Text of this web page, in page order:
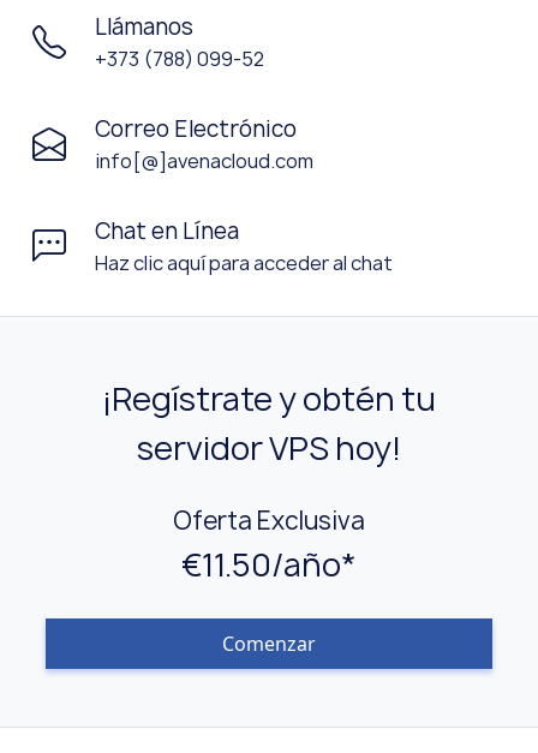
Llámanos
+373 (788) 099-52
Correo Electrónico
info[@]avenacloud.com
Chat en Línea
Haz clic aquí para acceder al chat
¡Regístrate y obtén tu
servidor VPS hoy!
Oferta Exclusiva
€11.50/año*
Comenzar